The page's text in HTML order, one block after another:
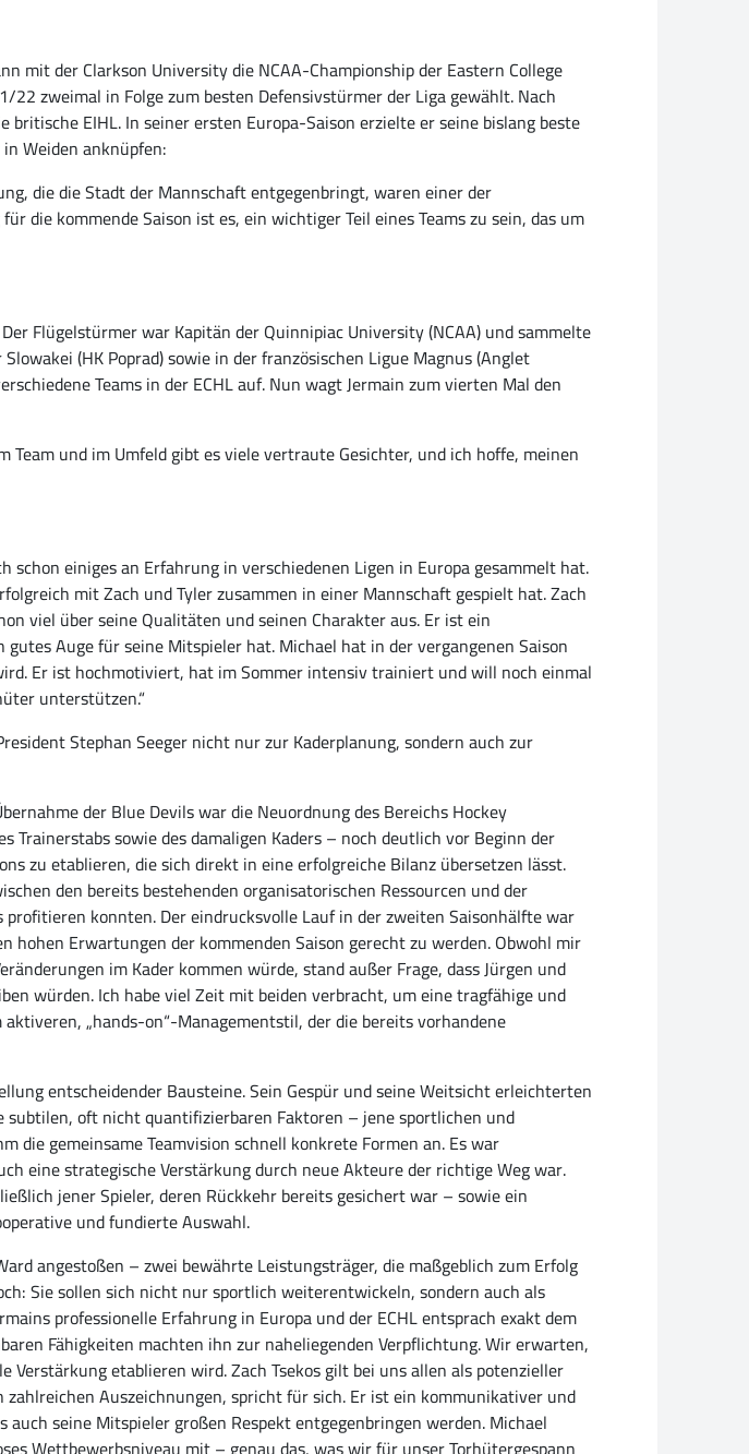
mit der Clarkson University die NCAA-Championship der Eastern College
zweimal in Folge zum besten Defensivstürmer der Liga gewählt. Nach
EIHL. In seiner ersten Europa-Saison erzielte er seine bislang beste
Weiden anknüpfen:
die die Stadt der Mannschaft entgegenbringt, waren einer der
die kommende Saison ist es, ein wichtiger Teil eines Teams zu sein, das um
Flügelstürmer war Kapitän der Quinnipiac University (NCAA) und sammelte
(HK Poprad) sowie in der französischen Ligue Magnus (Anglet
Teams in der ECHL auf. Nun wagt Jermain zum vierten Mal den
Team und im Umfeld gibt es viele vertraute Gesichter, und ich hoffe, meinen
einiges an Erfahrung in verschiedenen Ligen in Europa gesammelt hat.
mit Zach und Tyler zusammen in einer Mannschaft gespielt hat. Zach
viel über seine Qualitäten und seinen Charakter aus. Er ist ein
Auge für seine Mitspieler hat. Michael hat in der vergangenen Saison
Er ist hochmotiviert, hat im Sommer intensiv trainiert und will noch einmal
unterstützen.“
Stephan Seeger nicht nur zur Kaderplanung, sondern auch zur
der Blue Devils war die Neuordnung des Bereichs Hockey
Trainerstabs sowie des damaligen Kaders – noch deutlich vor Beginn der
zu etablieren, die sich direkt in eine erfolgreiche Bilanz übersetzen lässt.
den bereits bestehenden organisatorischen Ressourcen und der
konnten. Der eindrucksvolle Lauf in der zweiten Saisonhälfte war
Erwartungen der kommenden Saison gerecht zu werden. Obwohl mir
im Kader kommen würde, stand außer Frage, dass Jürgen und
würden. Ich habe viel Zeit mit beiden verbracht, um eine tragfähige und
„hands-on“-Managementstil, der die bereits vorhandene
entscheidender Bausteine. Sein Gespür und seine Weitsicht erleichterten
subtilen, oft nicht quantifizierbaren Faktoren – jene sportlichen und
die gemeinsame Teamvision schnell konkrete Formen an. Es war
eine strategische Verstärkung durch neue Akteure der richtige Weg war.
jener Spieler, deren Rückkehr bereits gesichert war – sowie ein
und fundierte Auswahl.
angestoßen – zwei bewährte Leistungsträger, die maßgeblich zum Erfolg
Sie sollen sich nicht nur sportlich weiterentwickeln, sondern auch als
professionelle Erfahrung in Europa und der ECHL entsprach exakt dem
Fähigkeiten machten ihn zur naheliegenden Verpflichtung. Wir erwarten,
etablieren wird. Zach Tsekos gilt bei uns allen als potenzieller
Auszeichnungen, spricht für sich. Er ist ein kommunikativer und
seine Mitspieler großen Respekt entgegenbringen werden. Michael